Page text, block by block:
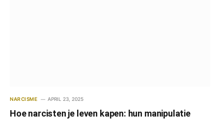
NARCISME APRIL 23, 2025
Hoe narcisten je leven kapen: hun manipulatie